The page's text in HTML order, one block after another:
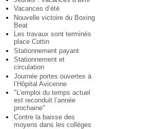
Vacances d’été
Nouvelle victoire du Boxing
Beat
Les travaux sont terminés
place Cottin
Stationnement payant
Stationnement et
circulation
Journée portes ouvertes à
l’Hôpital Avicenne
"L’emploi du temps actuel
est reconduit l’année
prochaine"
Contre la baisse des
moyens dans les collèges